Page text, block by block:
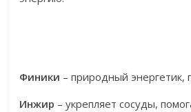
Финики – природный энергетик,
Инжир – укрепляет сосуды,